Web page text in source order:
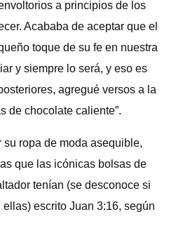
a principios de los
Acababa de aceptar que el
toque de su fe en nuestra
y siempre lo será, y eso es
agregué versos a la
de chocolate caliente”.
ropa de moda asequible,
que las icónicas bolsas de
tenían (se desconoce si
escrito Juan 3:16, según